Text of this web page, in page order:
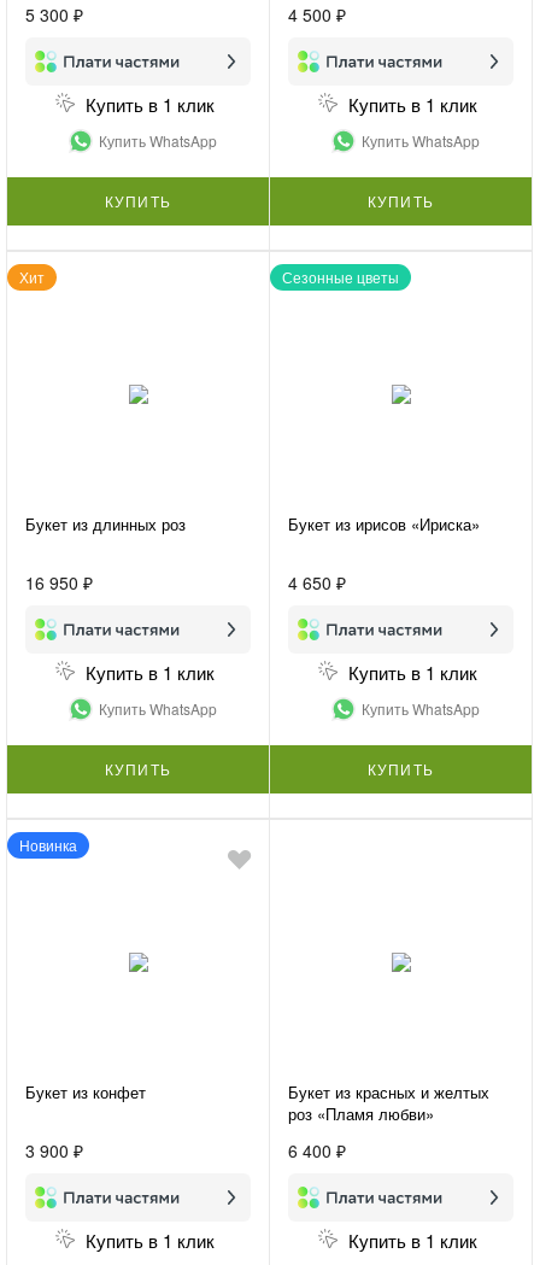
5 300 ₽
Купить в 1 клик
Купить WhatsApp
КУПИТЬ
4 500 ₽
Купить в 1 клик
Купить WhatsApp
КУПИТЬ
Хит
Букет из длинных роз
16 950 ₽
Купить в 1 клик
Купить WhatsApp
КУПИТЬ
Сезонные цветы
Букет из ирисов «Ириска»
4 650 ₽
Купить в 1 клик
Купить WhatsApp
КУПИТЬ
Новинка
Букет из конфет
3 900 ₽
Купить в 1 клик
Букет из красных и желтых
роз «Пламя любви»
6 400 ₽
Купить в 1 клик